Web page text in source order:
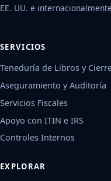
EE. UU. e
SERVICIOS
Teneduría de Libros y
Aseguramiento y Auditoría
Servicios Fiscales
Apoyo con ITIN e IRS
Controles Internos
EXPLORAR